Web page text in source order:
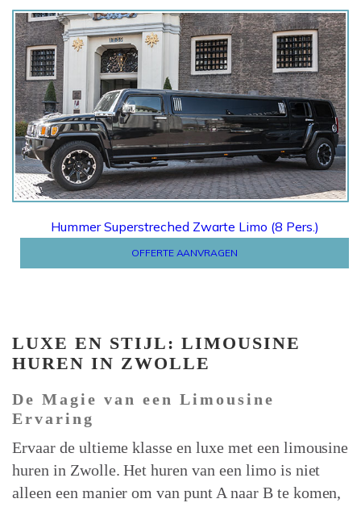
Offerte
Hummer Superstreched Zwarte Limo (8 Pers.)
OFFERTE AANVRAGEN
LUXE EN STIJL: LIMOUSINE
HUREN IN ZWOLLE
De Magie van een Limousine
Ervaring
Ervaar de ultieme klasse en luxe met een limousine
huren in Zwolle. Het huren van een limo is niet
alleen een manier om van punt A naar B te komen,